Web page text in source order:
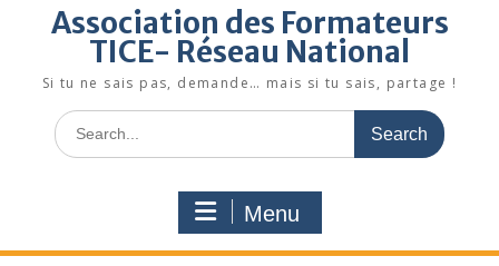
Association des Formateurs
TICE- Réseau National
Si tu ne sais pas, demande… mais si tu sais, partage !
Search
for:
Menu